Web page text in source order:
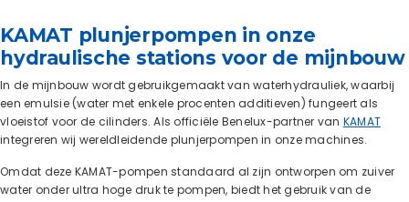
KAMAT plunjerpompen in onze
hydraulische stations voor de mijnbouw
In de mijnbouw wordt gebruikgemaakt van waterhydrauliek, waarbij
een emulsie (water met enkele procenten additieven) fungeert als
vloeistof voor de cilinders. Als officiële Benelux-partner van KAMAT
integreren wij wereldleidende plunjerpompen in onze machines.
Omdat deze KAMAT-pompen standaard al zijn ontworpen om zuiver
water onder ultra hoge druk te pompen, biedt het gebruik van de